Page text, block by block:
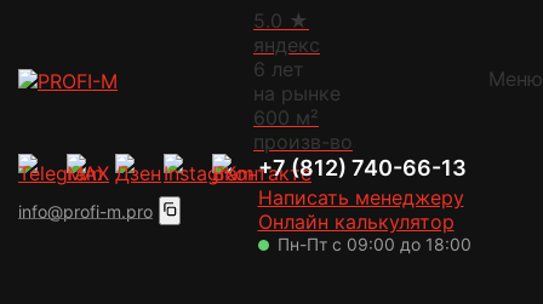
5.0 ★
яндекс
6 лет
на рынке
600 м²
произв-во
Меню
info@profi-m.pro
+7 (812) 740-66-13
Написать менеджеру
Онлайн калькулятор
Пн-Пт с 09:00 до 18:00
Рекламные вывески
Световые вывески
Объёмные буквы
Онлайн-расчет